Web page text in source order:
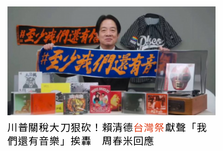
Dialogue」開幕式致詞表示，台灣2030減碳目標為26至
30％、2035年為36至40％，是極具挑戰性的承諾，但也是
產業轉型、創新發展的新契機。他認為，台灣與全球能源結
構與產業配置不同，有機會建立屬於台灣特色的綠色供應
鏈，透過「大帶小」、「強帶弱」，讓科技產業的轉型成為
中小企業的引路人，進而創造出一個台灣對全球有貢獻的綠
色典範。此外，環境部將積極推動廢棄物管理與循環經濟政
策，使循環與永續融入產業核心，淨零將不再是成本，而是
新一代價值鏈的起點。彭啟明也提到，台灣已有《氣候變遷
因應法》與碳定價制度，未來將持續強化法制建設，讓制度
更健全、治理更透明，幫助企業與國際減碳標準對接，包含
規畫台版CBAM，建立對內外銷都公平合理的保護機制，並
協助出口導向產業建立更強的國際談判籌碼、針對高碳排產
川普關稅大刀狠砍！賴清德台灣祭獻聲「我
們還有音樂」挨轟 周春米回應